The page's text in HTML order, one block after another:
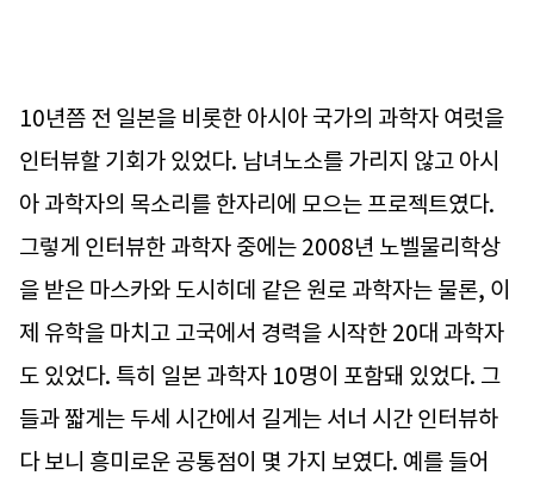
10년쯤 전 일본을 비롯한 아시아 국가의 과학자 여럿을
인터뷰할 기회가 있었다. 남녀노소를 가리지 않고 아시
아 과학자의 목소리를 한자리에 모으는 프로젝트였다.
그렇게 인터뷰한 과학자 중에는 2008년 노벨물리학상
을 받은 마스카와 도시히데 같은 원로 과학자는 물론, 이
제 유학을 마치고 고국에서 경력을 시작한 20대 과학자
도 있었다. 특히 일본 과학자 10명이 포함돼 있었다. 그
들과 짧게는 두세 시간에서 길게는 서너 시간 인터뷰하
다 보니 흥미로운 공통점이 몇 가지 보였다. 예를 들어